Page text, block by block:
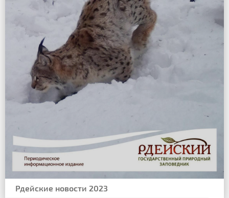
Рдейские новости 2023